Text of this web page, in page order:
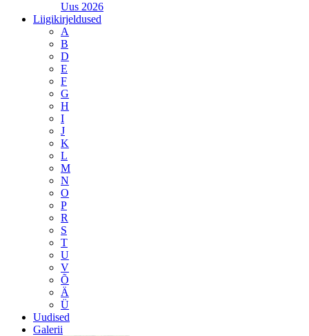
Uus 2026
Liigikirjeldused
A
B
D
E
F
G
H
I
J
K
L
M
N
O
P
R
S
T
U
V
Õ
Ä
Ü
Uudised
Galerii